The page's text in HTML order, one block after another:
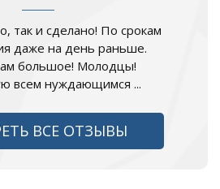
так и сделано! По срокам
даже на день раньше.
большое! Молодцы!
всем нуждающимся ...
ВСЕ ОТЗЫВЫ